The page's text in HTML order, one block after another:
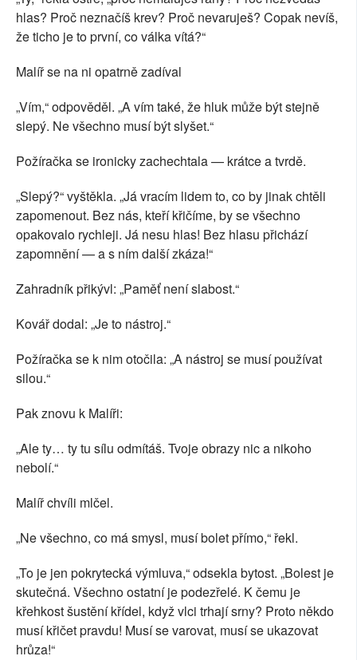
hlas? Proč neznačíš krev? Proč nevaruješ? Copak nevíš,
že ticho je to první, co válka vítá?“
Malíř se na ni opatrně zadíval
„Vím,“ odpověděl. „A vím také, že hluk může být stejně
slepý. Ne všechno musí být slyšet.“
Požíračka se ironicky zachechtala — krátce a tvrdě.
„Slepý?“ vyštěkla. „Já vracím lidem to, co by jinak chtěli
zapomenout. Bez nás, kteří křičíme, by se všechno
opakovalo rychleji. Já nesu hlas! Bez hlasu přichází
zapomnění — a s ním další zkáza!“
Zahradník přikývl: „Paměť není slabost.“
Kovář dodal: „Je to nástroj.“
Požíračka se k nim otočila: „A nástroj se musí používat
silou.“
Pak znovu k Malíři:
„Ale ty… ty tu sílu odmítáš. Tvoje obrazy nic a nikoho
nebolí.“
Malíř chvíli mlčel.
„Ne všechno, co má smysl, musí bolet přímo,“ řekl.
„To je jen pokrytecká výmluva,“ odsekla bytost. „Bolest je
skutečná. Všechno ostatní je podezřelé. K čemu je
křehkost šustění křídel, když vlci trhají srny? Proto někdo
musí křičet pravdu! Musí se varovat, musí se ukazovat
hrůza!“